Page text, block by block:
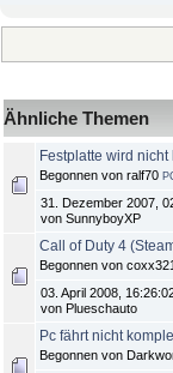
Ähnliche Themen
Festplatte wird
Begonnen von ralf70
31. Dezember 2007,
von SunnyboyXP
Call of Duty 4
Begonnen von coxx321
03. April 2008,
von Plueschauto
Pc fährt nicht
Begonnen von